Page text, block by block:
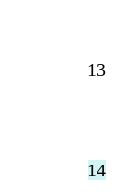
13
14